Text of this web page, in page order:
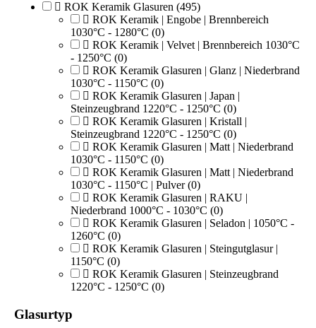
ROK Keramik Glasuren (495)
ROK Keramik | Engobe | Brennbereich
1030°C - 1280°C (0)
ROK Keramik | Velvet | Brennbereich 1030°C
- 1250°C (0)
ROK Keramik Glasuren | Glanz | Niederbrand
1030°C - 1150°C (0)
ROK Keramik Glasuren | Japan |
Steinzeugbrand 1220°C - 1250°C (0)
ROK Keramik Glasuren | Kristall |
Steinzeugbrand 1220°C - 1250°C (0)
ROK Keramik Glasuren | Matt | Niederbrand
1030°C - 1150°C (0)
ROK Keramik Glasuren | Matt | Niederbrand
1030°C - 1150°C | Pulver (0)
ROK Keramik Glasuren | RAKU |
Niederbrand 1000°C - 1030°C (0)
ROK Keramik Glasuren | Seladon | 1050°C -
1260°C (0)
ROK Keramik Glasuren | Steingutglasur |
1150°C (0)
ROK Keramik Glasuren | Steinzeugbrand
1220°C - 1250°C (0)
Glasurtyp